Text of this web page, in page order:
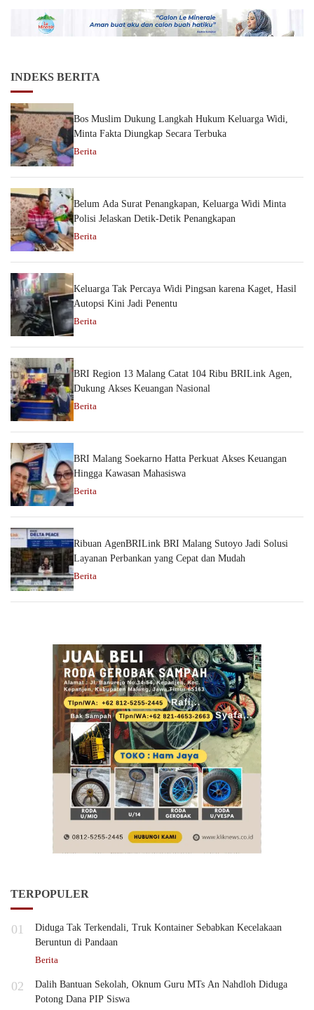
INDEKS BERITA
Bos Muslim Dukung Langkah Hukum Keluarga Widi,
Minta Fakta Diungkap Secara Terbuka
Berita
Belum Ada Surat Penangkapan, Keluarga Widi Minta
Polisi Jelaskan Detik-Detik Penangkapan
Berita
Keluarga Tak Percaya Widi Pingsan karena Kaget, Hasil
Autopsi Kini Jadi Penentu
Berita
BRI Region 13 Malang Catat 104 Ribu BRILink Agen,
Dukung Akses Keuangan Nasional
Berita
BRI Malang Soekarno Hatta Perkuat Akses Keuangan
Hingga Kawasan Mahasiswa
Berita
Ribuan AgenBRILink BRI Malang Sutoyo Jadi Solusi
Layanan Perbankan yang Cepat dan Mudah
Berita
TERPOPULER
01
Diduga Tak Terkendali, Truk Kontainer Sebabkan Kecelakaan
Beruntun di Pandaan
Berita
02
Dalih Bantuan Sekolah, Oknum Guru MTs An Nahdloh Diduga
Potong Dana PIP Siswa